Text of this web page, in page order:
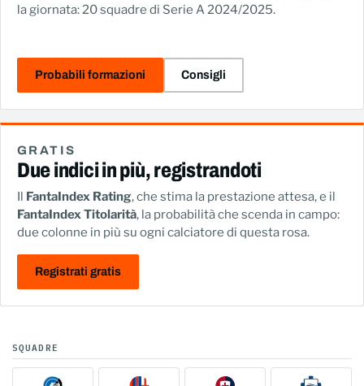
la giornata: 20 squadre di Serie A 2024/2025.
Probabili formazioni Consigli
GRATIS
Due indici in più, registrandoti
Il FantaIndex Rating, che stima la prestazione attesa, e il
FantaIndex Titolarità, la probabilità che scenda in campo:
due colonne in più su ogni calciatore di questa rosa.
Registrati gratis
SQUADRE